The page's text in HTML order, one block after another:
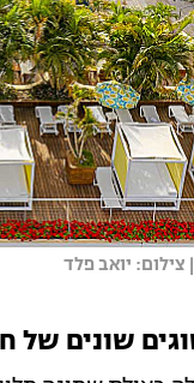
יואב פלד
שונים של